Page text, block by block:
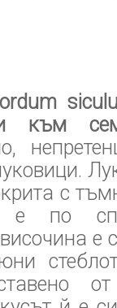
към
с
е по
е